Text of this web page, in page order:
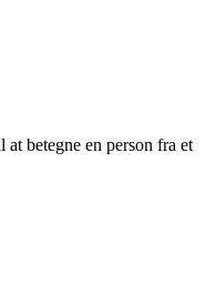
betegne en person fra et